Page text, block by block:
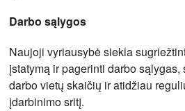
Darbo sąlygos
Naujoji vyriausybė siekia
įstatymą ir pagerinti darbo
darbo vietų skaičių ir atidžiau
įdarbinimo sritį.